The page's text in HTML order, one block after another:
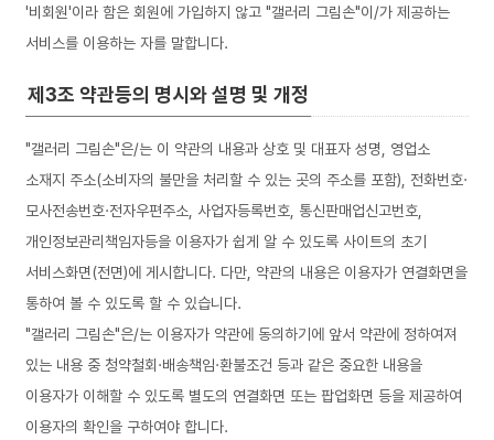
'비회원'이라 함은 회원에 가입하지 않고 "갤러리 그림손"이/가 제공하는
서비스를 이용하는 자를 말합니다.
제3조 약관등의 명시와 설명 및 개정
"갤러리 그림손"은/는 이 약관의 내용과 상호 및 대표자 성명, 영업소
소재지 주소(소비자의 불만을 처리할 수 있는 곳의 주소를 포함), 전화번호·
모사전송번호·전자우편주소, 사업자등록번호, 통신판매업신고번호,
개인정보관리책임자등을 이용자가 쉽게 알 수 있도록 사이트의 초기
서비스화면(전면)에 게시합니다. 다만, 약관의 내용은 이용자가 연결화면을
통하여 볼 수 있도록 할 수 있습니다.
"갤러리 그림손"은/는 이용자가 약관에 동의하기에 앞서 약관에 정하여져
있는 내용 중 청약철회·배송책임·환불조건 등과 같은 중요한 내용을
이용자가 이해할 수 있도록 별도의 연결화면 또는 팝업화면 등을 제공하여
이용자의 확인을 구하여야 합니다.